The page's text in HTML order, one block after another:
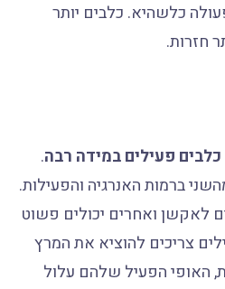
כלשהיא. כלבים יותר
חזרות.
פעילים במידה רבה.
ברמות האנרגיה והפעילות.
לאקשן ואחרים יכולים פשוט
צריכים להוציא את המרץ
האופי הפעיל שלהם עלול